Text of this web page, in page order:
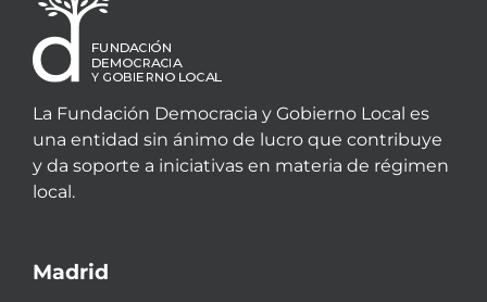
La Fundación Democracia y Gobierno Local es
una entidad sin ánimo de lucro que contribuye
y da soporte a iniciativas en materia de régimen
local.
Madrid